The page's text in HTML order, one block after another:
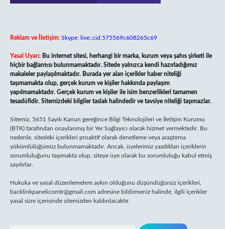
Reklam ve İletişim: Skype: live:.cid.575569c608265c69
Yasal Uyarı: Bu internet sitesi, herhangi bir marka, kurum veya şahıs şirketi ile
hiçbir bağlantısı bulunmamaktadır. Sitede yalnızca kendi hazırladığımız
makaleler paylaşılmaktadır. Burada yer alan içerikler haber niteliği
taşımamakta olup, gerçek kurum ve kişiler hakkında paylaşım
yapılmamaktadır. Gerçek kurum ve kişiler ile isim benzerlikleri tamamen
tesadüfidir. Sitemizdeki bilgiler taslak halindedir ve tavsiye niteliği taşımazlar.
Sitemiz, 5651 Sayılı Kanun gereğince Bilgi Teknolojileri ve İletişim Kurumu
(BTK) tarafından onaylanmış bir Yer Sağlayıcı olarak hizmet vermektedir. Bu
nedenle, sitedeki içerikleri proaktif olarak denetleme veya araştırma
yükümlülüğümüz bulunmamaktadır. Ancak, üyelerimiz yazdıkları içeriklerin
sorumluluğunu taşımakta olup, siteye üye olarak bu sorumluluğu kabul etmiş
sayılırlar.
Hukuka ve yasal düzenlemelere aykırı olduğunu düşündüğünüz içerikleri,
backlinkpanelicomtr@gmail.com adresine bildirmeniz halinde, ilgili içerikler
yasal süre içerisinde sitemizden kaldırılacaktır.